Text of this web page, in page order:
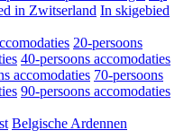
in Zwitserland In skigebied
20-persoons
40-persoons accomodaties
accomodaties 70-persoons
90-persoons accomodaties
Belgische Ardennen